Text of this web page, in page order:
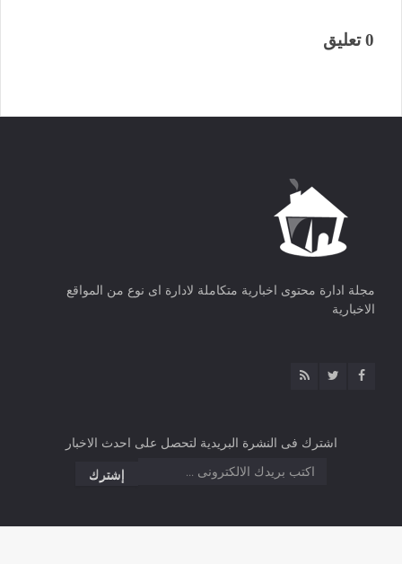
0 تعليق
مجلة ادارة محتوى اخبارية متكاملة لادارة اى نوع من المواقع
الاخبارية
اشترك فى النشرة البريدية لتحصل على احدث الاخبار